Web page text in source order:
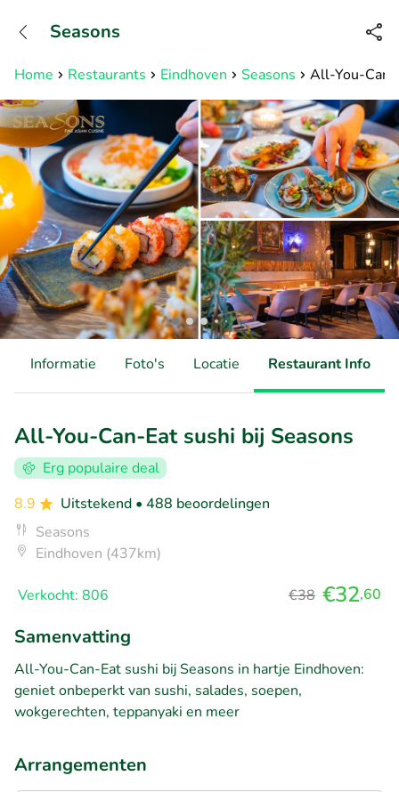
Bereikbaar tot 23:00 uur
Home Restaurants Eindhoven Seasons All-You-Can-
Seasons
Informatie Foto's Locatie Restaurant Info
All-You-Can-Eat sushi bij Seasons
Erg populaire deal
8.9
Uitstekend • 488 beoordelingen
Seasons
Eindhoven (437km)
Verkocht: 806 €38 €32,60
Samenvatting
All-You-Can-Eat sushi bij Seasons in hartje Eindhoven:
geniet onbeperkt van sushi, salades, soepen,
wokgerechten, teppanyaki en meer
Arrangementen